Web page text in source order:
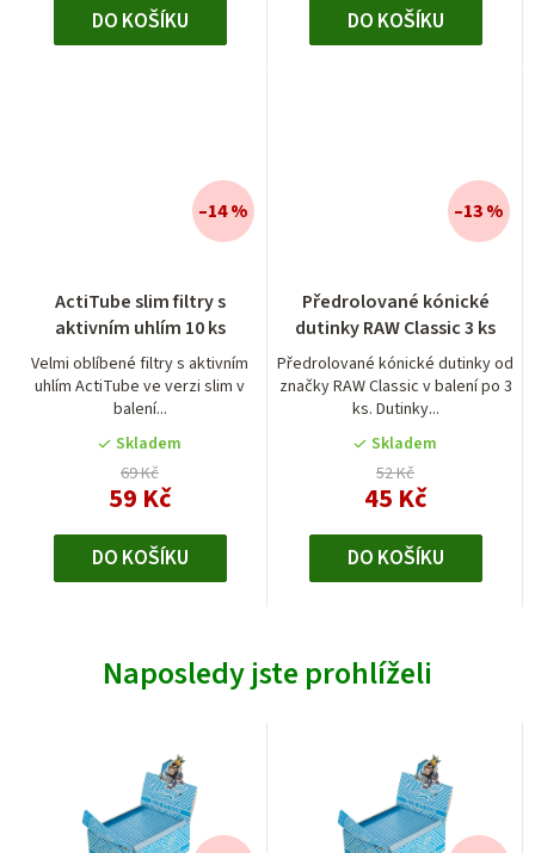
DO KOŠÍKU DO KOŠÍKU
ActiTube slim filtry s
aktivním uhlím 10 ks
Velmi oblíbené filtry s aktivním
uhlím ActiTube ve verzi slim v
balení...
Skladem
69 Kč
59 Kč
–14 %
DO KOŠÍKU
Předrolované kónické
dutinky RAW Classic 3 ks
Předrolované kónické dutinky od
značky RAW Classic v balení po 3
ks. Dutinky...
Skladem
52 Kč
45 Kč
–13 %
DO KOŠÍKU
Naposledy jste prohlíželi